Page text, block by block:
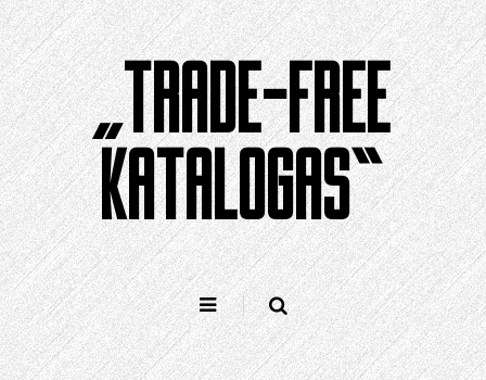
Pereiti
prie
turinio
„TRADE-FREE
KATALOGAS“